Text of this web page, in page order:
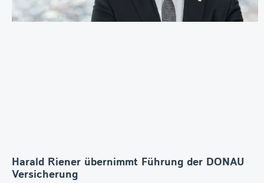
Harald Riener übernimmt Führung der DONAU
Versicherung